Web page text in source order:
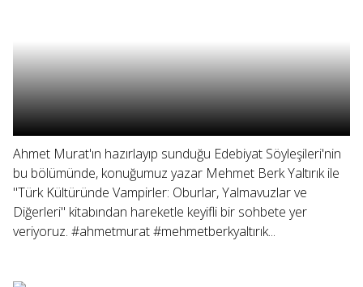
Ahmet Murat'ın hazırlayıp sunduğu Edebiyat Söyleşileri'nin
bu bölümünde, konuğumuz yazar Mehmet Berk Yaltırık ile
"Türk Kültüründe Vampirler: Oburlar, Yalmavuzlar ve
Diğerleri" kitabından hareketle keyifli bir sohbete yer
veriyoruz. #ahmetmurat #mehmetberkyaltırık...